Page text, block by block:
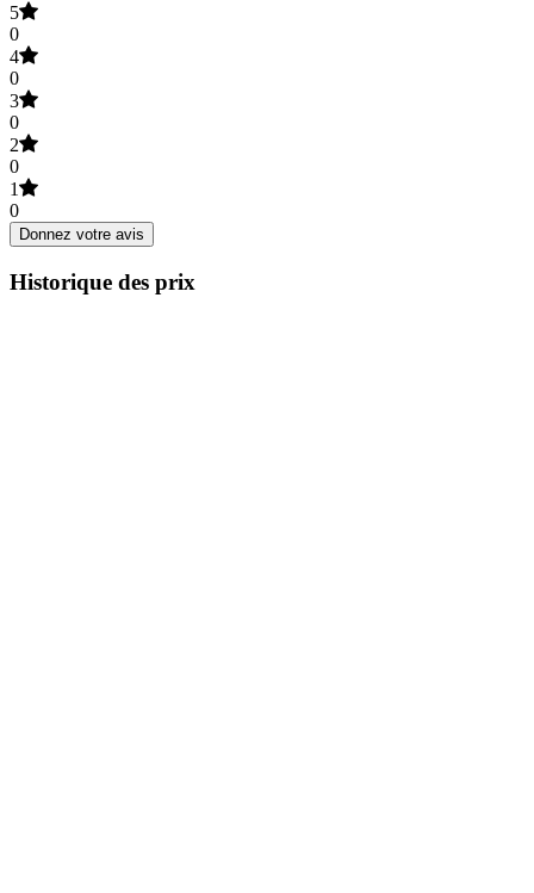
5
0
4
0
3
0
2
0
1
0
Donnez votre avis
Historique des prix